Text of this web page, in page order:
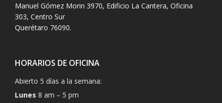
Manuel Gómez Morin 3970, Edificio La Cantera, Oficina
303, Centro Sur
Querétaro 76090.
HORARIOS DE OFICINA
Abierto 5 días a la semana:
Lunes 8 am – 5 pm